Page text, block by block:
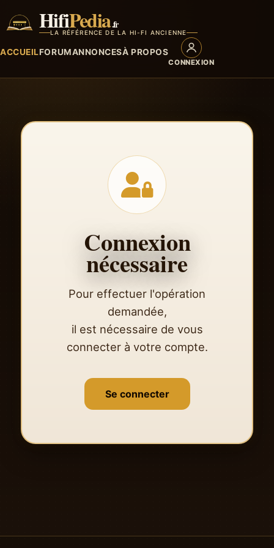
HifiPedia.fr
LA RÉFÉRENCE DE LA HI-FI ANCIENNE
ACCUEILFORUMANNONCESÀ PROPOS
CONNEXION
Connexion
nécessaire
Pour effectuer l'opération
demandée,
il est nécessaire de vous
connecter à votre compte.
Se connecter